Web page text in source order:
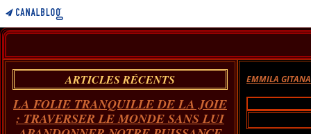
ARTICLES RÉCENTS
LA FOLIE TRANQUILLE DE LA JOIE
: TRAVERSER LE MONDE SANS LUI
EMMILA GITANA